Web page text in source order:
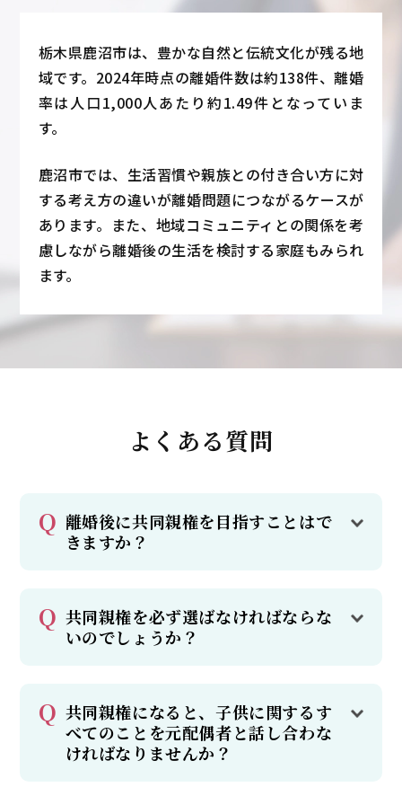
栃木県鹿沼市は、豊かな自然と伝統文化が残る地
域です。2024年時点の離婚件数は約138件、離婚
率は人口1,000人あたり約1.49件となっていま
す。
鹿沼市では、生活習慣や親族との付き合い方に対
する考え方の違いが離婚問題につながるケースが
あります。また、地域コミュニティとの関係を考
慮しながら離婚後の生活を検討する家庭もみられ
ます。
よくある質問
離婚後に共同親権を目指すことはで
きますか？
共同親権を必ず選ばなければならな
いのでしょうか？
共同親権になると、子供に関するす
べてのことを元配偶者と話し合わな
ければなりませんか？